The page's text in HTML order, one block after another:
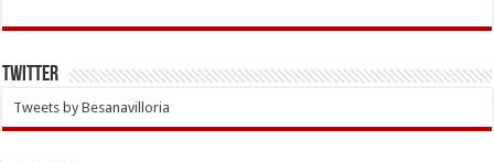
Twitter
Tweets by Besanavilloria